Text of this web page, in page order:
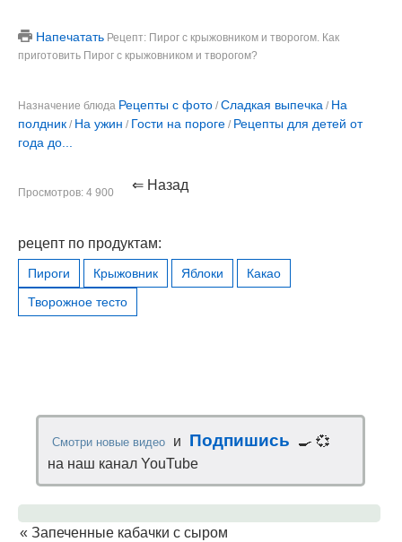
Напечатать Рецепт: Пирог с крыжовником и творогом. Как
приготовить Пирог с крыжовником и творогом?
Назначение блюда Рецепты с фото / Сладкая выпечка / На
полдник / На ужин / Гости на пороге / Рецепты для детей от
года до...
Просмотров: 4 900 ⇐ Назад
рецепт по продуктам:
Пироги Крыжовник Яблоки
Какао
Творожное тесто
Смотри новые видео и Подпишись
🍳 💞
на наш канал YouTube
« Запеченные кабачки с сыром